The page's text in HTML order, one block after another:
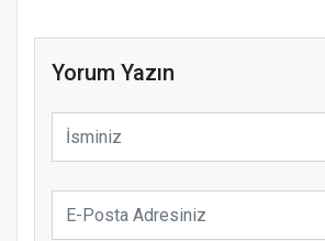
Yorum Yazın